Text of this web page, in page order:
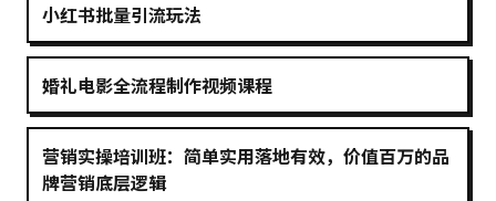
小红书批量引流玩法
婚礼电影全流程制作视频课程
营销实操培训班：简单实用落地有效，价值百万的品
牌营销底层逻辑